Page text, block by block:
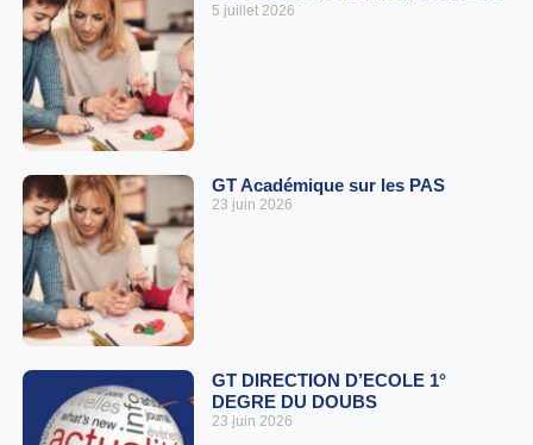
5 juillet 2026
GT Académique sur les PAS
23 juin 2026
GT DIRECTION D’ECOLE 1°
DEGRE DU DOUBS
23 juin 2026